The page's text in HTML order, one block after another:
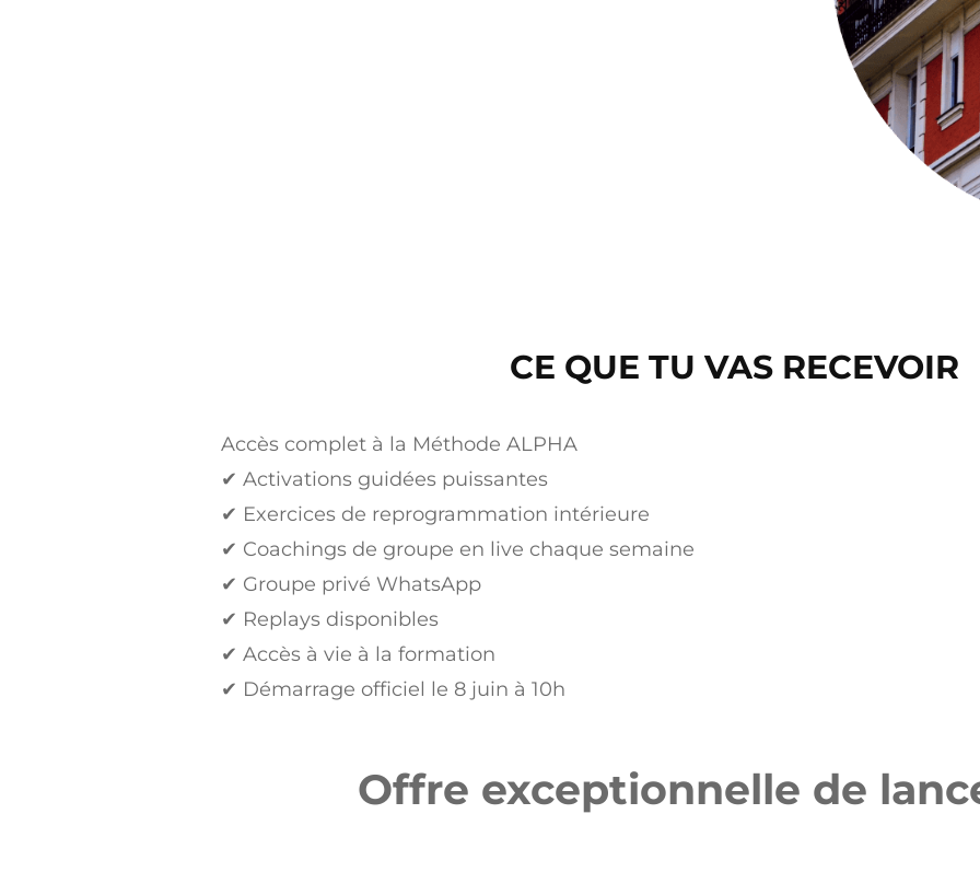
CE QUE TU VAS RECEVOIR
Accès complet à la Méthode ALPHA
✔ Activations guidées puissantes
✔ Exercices de reprogrammation intérieure
✔ Coachings de groupe en live chaque semaine
✔ Groupe privé WhatsApp
✔ Replays disponibles
✔ Accès à vie à la formation
✔ Démarrage officiel le 8 juin à 10h
Offre exceptionnelle de